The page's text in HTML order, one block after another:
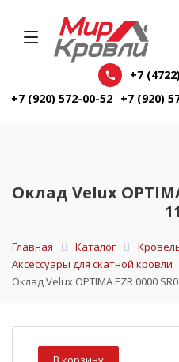
+7
+7 (920) 572-00-52 +7 (920)
Оклад Velux
Главная Каталог
Аксессуары для скатной кровли
Оклад Velux OPTIMA EZR 0000